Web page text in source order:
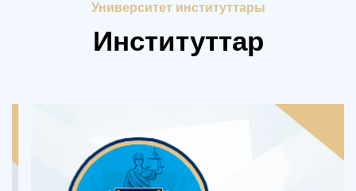
Университет институттары
Институттар